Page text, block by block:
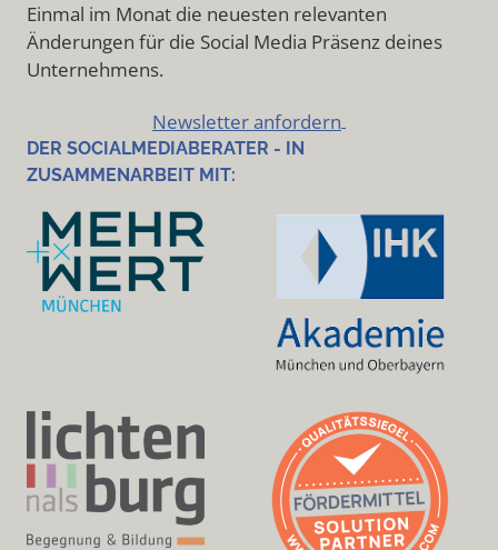
Einmal im Monat die neuesten relevanten
Änderungen für die Social Media Präsenz deines
Unternehmens.
Newsletter anfordern
DER SOCIALMEDIABERATER - IN
ZUSAMMENARBEIT MIT: